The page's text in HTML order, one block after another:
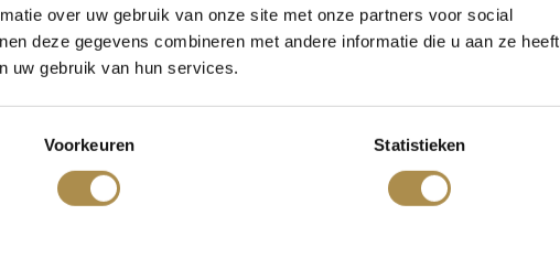
over uw gebruik van onze site met onze partners voor social
deze gegevens combineren met andere informatie die u aan ze heeft
uw gebruik van hun services.
Voorkeuren Statistieken